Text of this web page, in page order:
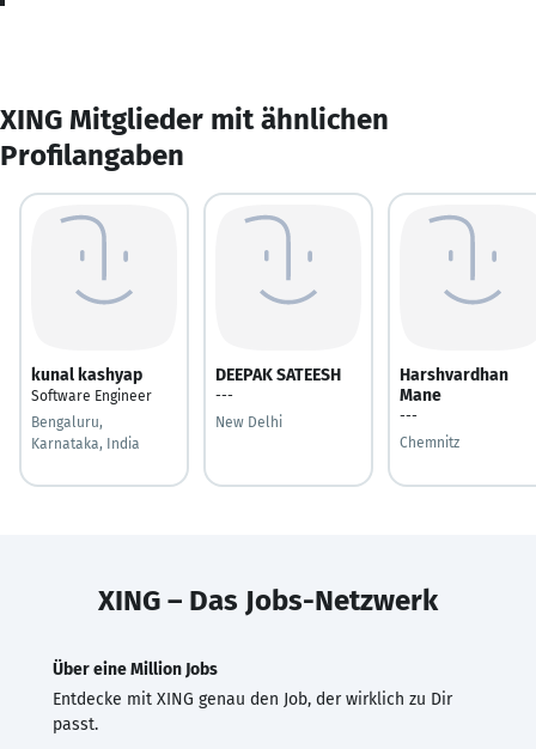
XING Mitglieder mit ähnlichen
Profilangaben
kunal kashyap
Software Engineer
Bengaluru,
Karnataka, India
DEEPAK SATEESH
---
New Delhi
Harshvardhan
Mane
---
Chemnitz
XING – Das Jobs-Netzwerk
Über eine Million Jobs
Entdecke mit XING genau den Job, der wirklich zu Dir
passt.